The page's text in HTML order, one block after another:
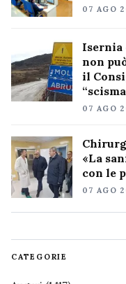
07 AGO
Isernia
non
il
07 AGO
«La
con le
07 AGO
CATEGORIE